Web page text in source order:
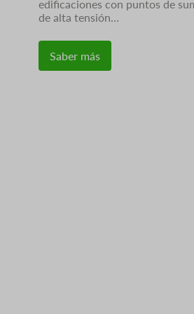
edificaciones con puntos de
de alta tensión…
Saber más